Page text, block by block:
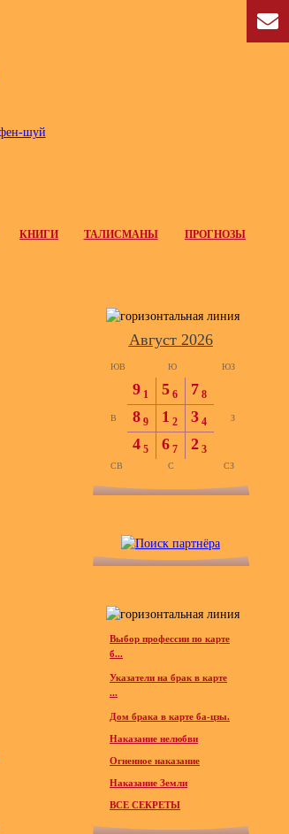
КНИГИ ТАЛИСМАНЫ ПРОГНОЗЫ
Август 2026
ЮВ
9 1
Ю
5 6
ЮЗ
7 8
В 8 9 1 2 З
3 4
СВ
4 5
С
6 7
СЗ
2 3
Выбор профессии по карте
б...
Указатели на брак в карте
...
Дом брака в карте ба-цзы.
Наказание нелюбви
Огненное наказание
Наказание Земли
ВСЕ СЕКРЕТЫ